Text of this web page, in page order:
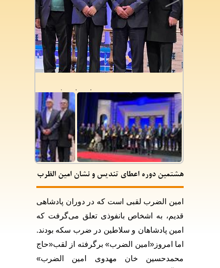
هشتمین دوره اعطای تندیس و نشان امین الظرب
امین الضرب لقبی است که در دوران پادشاهی
قدیم، به اشخاص بانفوذی تعلق می‌گرفت که
امین پادشاهان و سلاطین در ضرب سکه بودند.
اما امروز«امین الضرب» برگرفته از لقب«حاج
محمدحسین خان مهدوی امین الضرب»